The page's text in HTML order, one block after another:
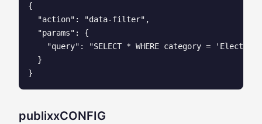
{
  "action": "data-filter",
  "params": {
"query": "SELECT * WHERE category =
  }
publixxCONFIG